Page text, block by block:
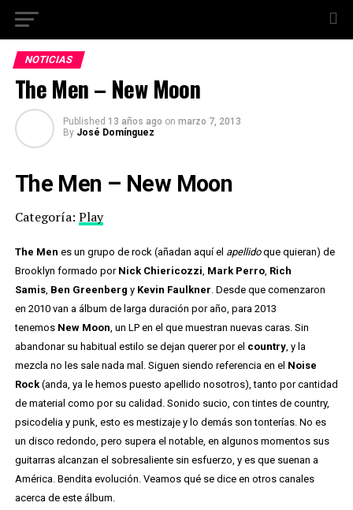
NOTICIAS
The Men – New Moon
Published 13 años ago on marzo 7, 2013
By José Domínguez
The Men – New Moon
Categoría: Play
The Men es un grupo de rock (añadan aquí el apellidoque quieran) de
Brooklyn formado por Nick Chiericozzi, Mark Perro, Rich
Samis, Ben Greenberg y Kevin Faulkner. Desde que comenzaron
en 2010 van a álbum de larga duración por año, para 2013
tenemos New Moon, un LP en el que muestran nuevas caras. Sin
abandonar su habitual estilo se dejan querer por el country, y la
mezcla no les sale nada mal. Siguen siendo referencia en el Noise
Rock(anda, ya le hemos puesto apellido nosotros), tanto por cantidad
de material como por su calidad. Sonido sucio, con tintes de country,
psicodelia y punk, esto es mestizaje y lo demás son tonterías. No es
un disco redondo, pero supera el notable, en algunos momentos sus
guitarras alcanzan el sobresaliente sin esfuerzo, y es que suenan a
América. Bendita evolución. Veamos qué se dice en otros canales
acerca de este álbum.